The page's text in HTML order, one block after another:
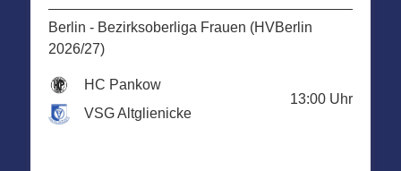
Berlin - Bezirksoberliga Frauen (HVBerlin
2026/27)
HC Pankow
VSG Altglienicke
13:00 Uhr